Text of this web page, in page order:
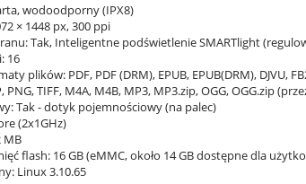
wodoodporny (IPX8)
× 1448 px, 300 ppi
Tak, Inteligentne podświetlenie SMARTlight
16
plików: PDF, PDF (DRM), EPUB, EPUB(DRM), DJVU,
PNG, TIFF, M4A, M4B, MP3, MP3.zip, OGG, OGG.zip
Tak - dotyk pojemnościowy (na palec)
(2x1GHz)
MB
flash: 16 GB (eMMC, około 14 GB dostępne dla
Linux 3.10.65